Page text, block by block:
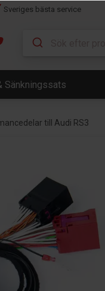
Sveriges bästa service
Sänkningssats
till Audi RS3